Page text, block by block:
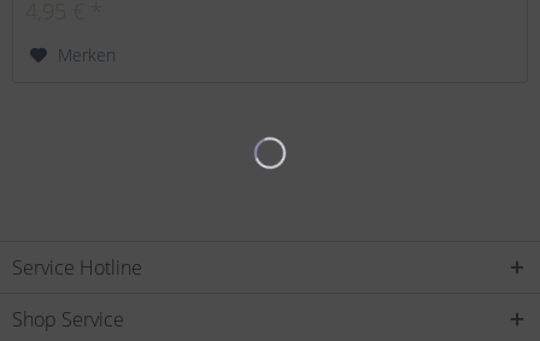
Merken
Service Hotline
Shop Service